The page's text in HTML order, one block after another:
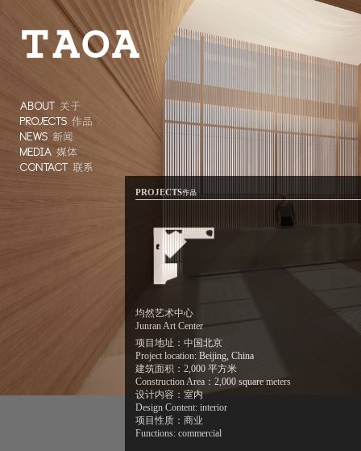
ABOUT 关于
PROJECTS 作品
NEWS 新闻
MEDIA 媒体
CONTACT 联系
PROJECTS作品
均然艺术中心
Junran Art Center
项目地址：中国北京
Project location: Beijing, China
建筑面积：2,000 平方米
Construction Area：2,000 square meters
设计内容：室内
Design Content: interior
项目性质：商业
Functions: commercial